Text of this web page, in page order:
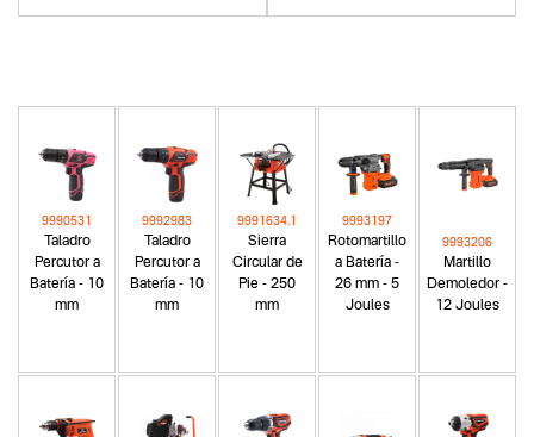
Taladro
Percutor a
Batería - 10
mm
9990531
Taladro
Percutor a
Batería - 10
mm
9992983
Sierra
Circular de
Pie - 250
mm
9991634.1
Rotomartillo
a Batería -
26 mm - 5
Joules
9993197
Martillo
Demoledor -
12 Joules
9993206